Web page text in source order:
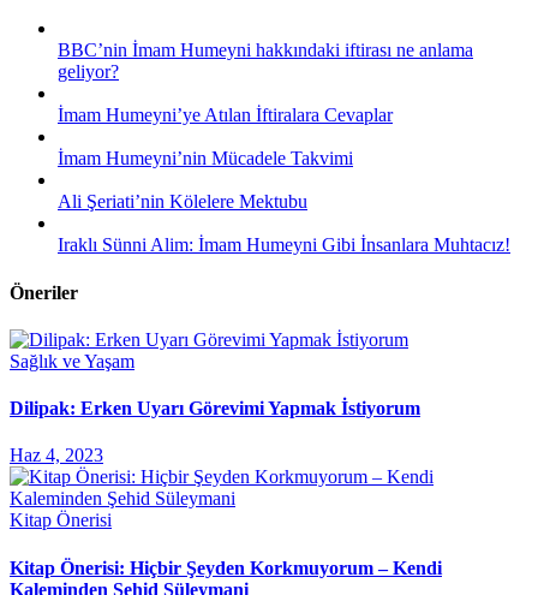
BBC’nin İmam Humeyni hakkındaki iftirası ne anlama
geliyor?
İmam Humeyni’ye Atılan İftiralara Cevaplar
İmam Humeyni’nin Mücadele Takvimi
Ali Şeriati’nin Kölelere Mektubu
Iraklı Sünni Alim: İmam Humeyni Gibi İnsanlara Muhtacız!
Öneriler
Sağlık ve Yaşam
Dilipak: Erken Uyarı Görevimi Yapmak İstiyorum
Haz 4, 2023
Kitap Önerisi
Kitap Önerisi: Hiçbir Şeyden Korkmuyorum – Kendi
Kaleminden Şehid Süleymani